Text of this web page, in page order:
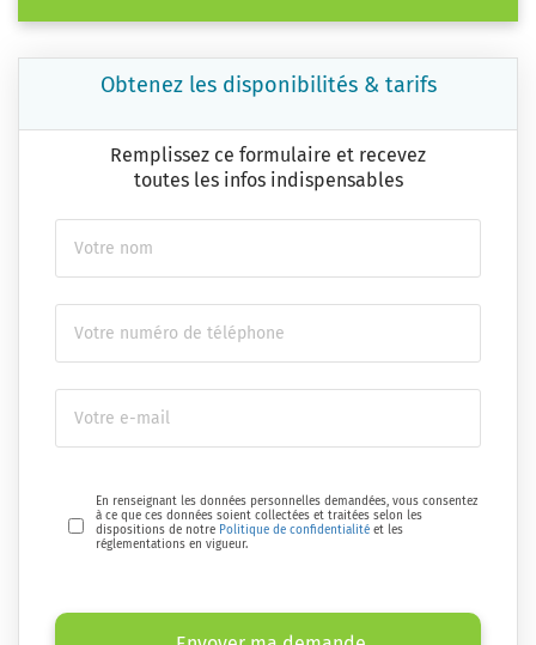
Obtenez les disponibilités & tarifs
Remplissez ce formulaire et recevez
toutes les infos indispensables
En renseignant les données personnelles demandées, vous consentez
à ce que ces données soient collectées et traitées selon les
dispositions de notre Politique de confidentialité et les
réglementations en vigueur.